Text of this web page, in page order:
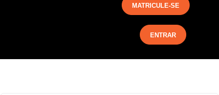
MATRICULE-SE
ENTRAR